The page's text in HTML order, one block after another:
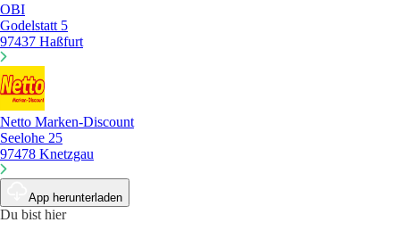
OBI
Godelstatt 5
97437 Haßfurt
Netto Marken-Discount
Seelohe 25
97478 Knetzgau
App herunterladen
Du bist hier